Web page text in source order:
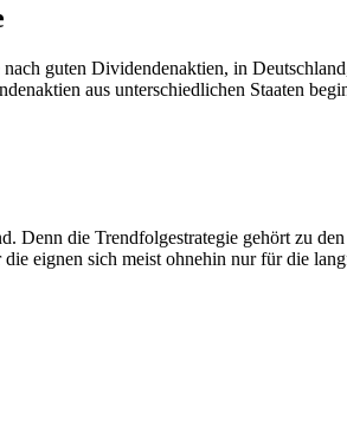
guten Dividendenaktien, in
aus unterschiedlichen Staaten
die Trendfolgestrategie gehört zu
eignen sich meist ohnehin nur für die